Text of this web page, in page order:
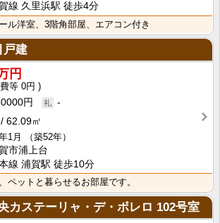
線 久里浜駅 徒歩4分
ル洋室、3階角部屋、エアコン付き
戸建
円
0円
円
-
62.09㎡
1月
（築52年）
市浦上台
線 浦賀駅 徒歩10分
ペットと暮らせるお部屋です。
カステーリャ・デ・ボレロ 102号室